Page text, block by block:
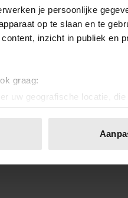
je persoonlijke
op te slaan en te
inzicht in publiek en
graag:
uw geografische locatie,
het actief te scannen
of intrekken in de
en advertenties te
Ook delen we informatie